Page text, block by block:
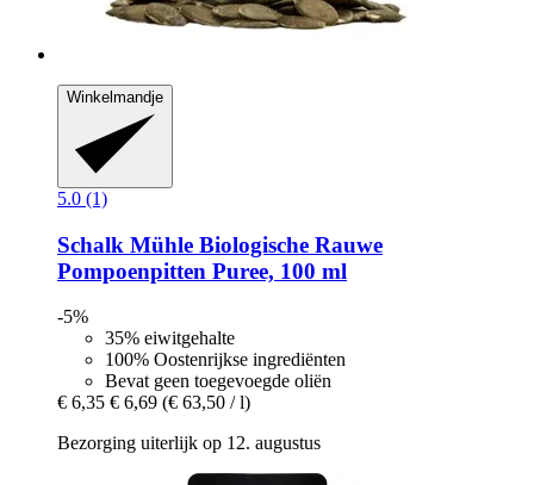
Winkelmandje
5.0 (1)
Schalk Mühle Biologische Rauwe
Pompoenpitten Puree, 100 ml
-5%
35% eiwitgehalte
100% Oostenrijkse ingrediënten
Bevat geen toegevoegde oliën
€ 6,35 € 6,69 (€ 63,50 / l)
Bezorging uiterlijk op 12. augustus